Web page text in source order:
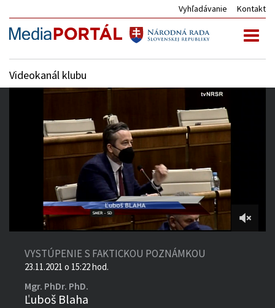
Vyhľadávanie Kontakt
Videokanál klubu
5:05:02
VYSTÚPENIE S FAKTICKOU POZNÁMKOU
23.11.2021 o 15:22 hod.
Mgr. PhDr. PhD.
Ľuboš Blaha